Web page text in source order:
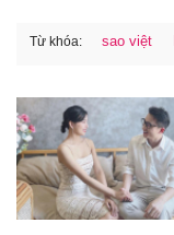
Từ khóa: sao việt